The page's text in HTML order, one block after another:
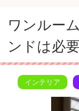
ワンルー
ンドは必
インテリア